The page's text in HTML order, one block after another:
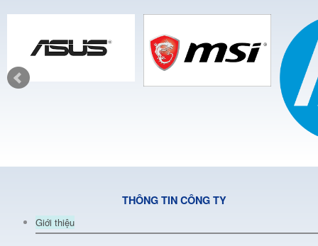
THÔNG TIN CÔNG TY
Giới thiệu